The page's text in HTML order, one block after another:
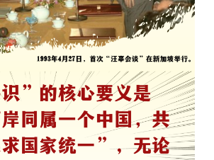
天津 河北 山西
吉林 上海 江苏
安徽 福建 江西